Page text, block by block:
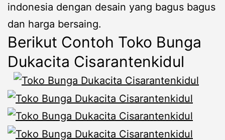
indonesia dengan desain yang bagus bagus
dan harga bersaing.
Berikut Contoh Toko Bunga
Dukacita Cisarantenkidul